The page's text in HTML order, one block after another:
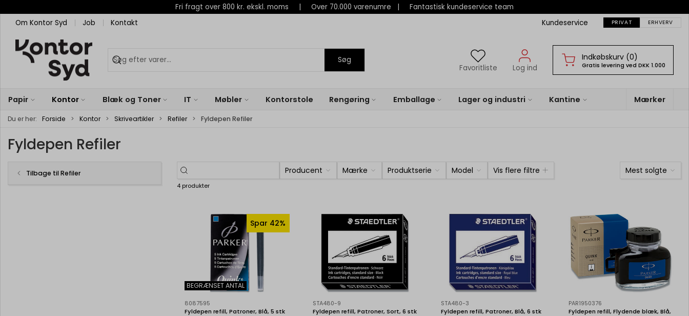
Fri fragt over 800 kr. ekskl. moms | Over 70.000 varenumre | Fantastisk kundeservice team
Om Kontor Syd
Job Kontakt Kundeservice PRIVAT ERHVERV
Søg
Favoritliste
Log ind
Indkøbskurv (0)
Gratis levering ved DKK 1.000
Papir Kontor Blæk og Toner IT Møbler Kontorstole Rengøring Emballage Lager og industri Kantine Mærker
Du er her: Forside Kontor Skriveartikler Refiler Fyldepen Refiler
Fyldepen Refiler
Tilbage til Refiler Producent Mærke Produktserie Model Vis flere filtre Mest solgte
4 produkter
BEGRÆNSET ANTAL
Spar 42%
8087595
Fyldepen refill, Patroner, Blå, 5 stk
STA480-9
Fyldepen refill, Patroner, Sort, 6 stk
STA480-3
Fyldepen refill, Patroner, Blå, 6 stk
PAR1950376
Fyldepen refill, Flydende blæk, Blå,